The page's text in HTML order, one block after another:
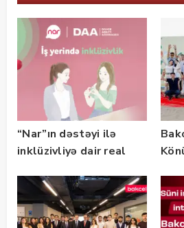
“Nar”ın dəstəyi ilə
inklüzivliyə dair real
təqdim edilir